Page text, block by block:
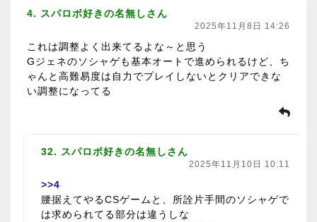
4. スパロボ好きの名無しさん
2025年11月8日 14:26
これは調整よく出来てるよな～と思う
Gジェネのソシャゲも基本オートで進められるけど、ち
ゃんと高難易度は自力でプレイしないとクリアできな
い調整になってる
32. スパロボ好きの名無しさん
2025年11月10日 10:11
>>4
腰据えてやるCSゲームと、所詮片手間のソシャゲで
は求められてる部分は違うしな